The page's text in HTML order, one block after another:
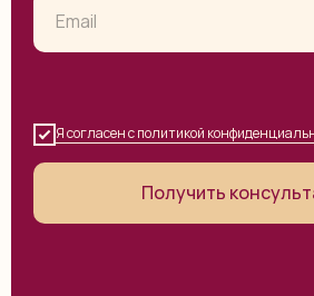
Я согласен с политикой
Получить